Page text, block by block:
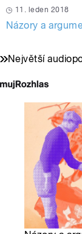
11. leden 2018
Názory a
Největší